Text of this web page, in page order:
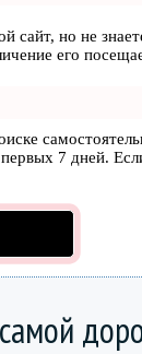
сайт, но не
его
7 дней.